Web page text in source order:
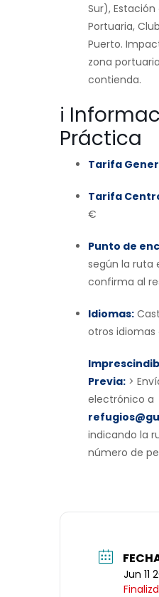
Sur),
Portuaria,
Puerto.
zona
contienda.
ℹ️
Práctica
Tarifa
Tarifa
€
Punto de
según la ruta
confirma al
Idiomas:
otros idiomas
Previa: >
electrónico a
indicando la
número de
Jun 11